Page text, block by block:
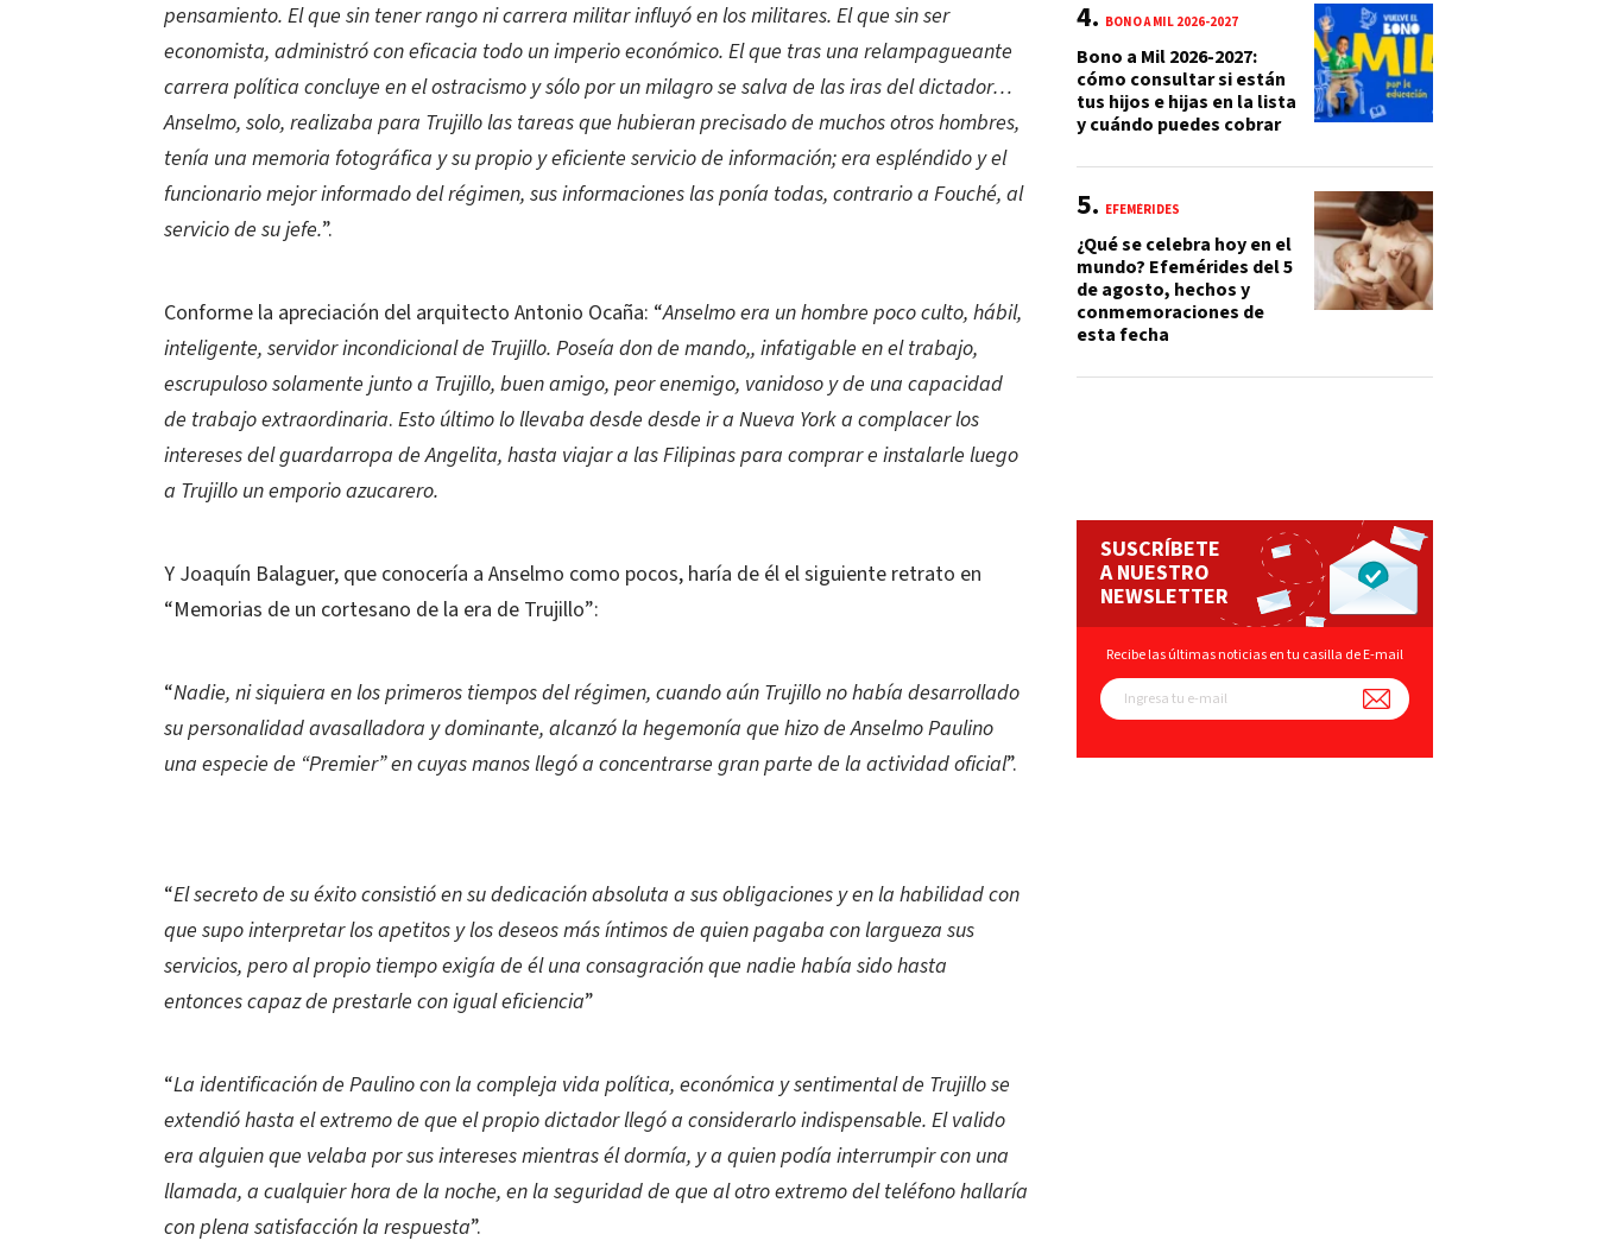
pensamiento. El que sin tener rango ni carrera militar influyó en los militares. El que sin ser
economista, administró con eficacia todo un imperio económico. El que tras una relampagueante
carrera política concluye en el ostracismo y sólo por un milagro se salva de las iras del dictador…
Anselmo, solo, realizaba para Trujillo las tareas que hubieran precisado de muchos otros hombres,
tenía una memoria fotográfica y su propio y eficiente servicio de información; era espléndido y el
funcionario mejor informado del régimen, sus informaciones las ponía todas, contrario a Fouché, al
servicio de su jefe.”.
Conforme la apreciación del arquitecto Antonio Ocaña: “Anselmo era un hombre poco culto, hábil,
inteligente, servidor incondicional de Trujillo. Poseía don de mando,, infatigable en el trabajo,
escrupuloso solamente junto a Trujillo, buen amigo, peor enemigo, vanidoso y de una capacidad
de trabajo extraordinaria. Esto último lo llevaba desde desde ir a Nueva York a complacer los
intereses del guardarropa de Angelita, hasta viajar a las Filipinas para comprar e instalarle luego
a Trujillo un emporio azucarero.
Y Joaquín Balaguer, que conocería a Anselmo como pocos, haría de él el siguiente retrato en
“Memorias de un cortesano de la era de Trujillo”:
“Nadie, ni siquiera en los primeros tiempos del régimen, cuando aún Trujillo no había desarrollado
su personalidad avasalladora y dominante, alcanzó la hegemonía que hizo de Anselmo Paulino
una especie de “Premier” en cuyas manos llegó a concentrarse gran parte de la actividad oficial”.
“El secreto de su éxito consistió en su dedicación absoluta a sus obligaciones y en la habilidad con
que supo interpretar los apetitos y los deseos más íntimos de quien pagaba con largueza sus
servicios, pero al propio tiempo exigía de él una consagración que nadie había sido hasta
entonces capaz de prestarle con igual eficiencia”
“La identificación de Paulino con la compleja vida política, económica y sentimental de Trujillo se
extendió hasta el extremo de que el propio dictador llegó a considerarlo indispensable. El valido
era alguien que velaba por sus intereses mientras él dormía, y a quien podía interrumpir con una
llamada, a cualquier hora de la noche, en la seguridad de que al otro extremo del teléfono hallaría
con plena satisfacción la respuesta”.
BONO A MIL 2026-2027
Bono a Mil 2026-2027:
cómo consultar si están
tus hijos e hijas en la lista
y cuándo puedes cobrar
EFEMÉRIDES
¿Qué se celebra hoy en el
mundo? Efemérides del 5
de agosto, hechos y
conmemoraciones de
esta fecha
SUSCRÍBETE
A NUESTRO
NEWSLETTER
Recibe las últimas noticias en tu casilla de E-mail